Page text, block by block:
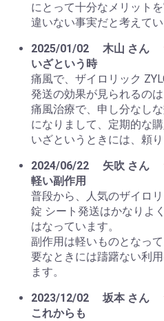
にとって十分なメリット
違いない事実だと考えてい
2025/01/02
木山 さん
いざという時
痛風で、ザイロリック
発送の効果が見られるの
痛風治療で、申し分なし
になりまして、定期的な
いざというときには、頼り
2024/06/22
矢吹 さん
軽い副作用
普段から、人気のザイロ
錠 シート発送はかなりよ
はなっています。
副作用は軽いものとなっ
要なときには躊躇ない利
ます。
2023/12/02
坂本 さん
これからも